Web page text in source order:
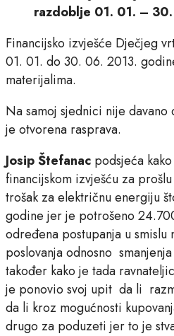
razdoblje 01. 01. –
Financijsko izvješće Dječjeg
01. 01. do 30. 06. 2013.
materijalima.
Na samoj sjednici nije davano
je otvorena rasprava.
Josip Štefanac podsjeća
financijskom izvješću za
trošak za električnu energiju
godine jer je potrošeno
određena postupanja u
poslovanja odnosno
također kako je tada
je ponovio svoj upit da li
da li kroz mogućnosti
drugo za poduzeti jer to je